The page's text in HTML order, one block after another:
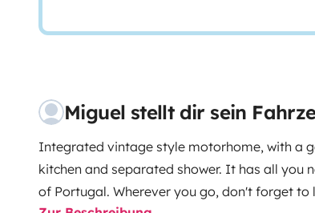
Miguel stellt dir sein
Integrated vintage style motorhome, with a
kitchen and separated shower. It has all you
of Portugal. Wherever you go, don't forget